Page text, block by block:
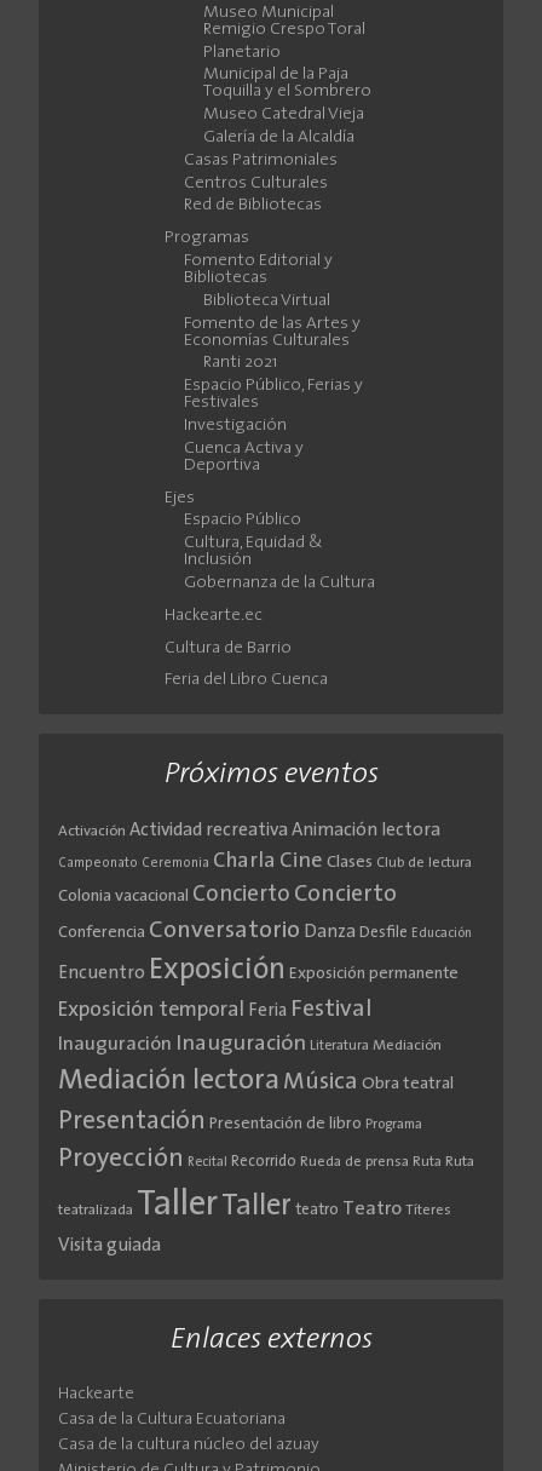
Museo Municipal
Remigio Crespo Toral
Planetario
Municipal de la Paja
Toquilla y el Sombrero
Museo Catedral Vieja
Galería de la Alcaldía
Casas Patrimoniales
Centros Culturales
Red de Bibliotecas
Programas
Fomento Editorial y
Bibliotecas
Biblioteca Virtual
Fomento de las Artes y
Economías Culturales
Ranti 2021
Espacio Público, Ferias y
Festivales
Investigación
Cuenca Activa y
Deportiva
Ejes
Espacio Público
Cultura, Equidad &
Inclusión
Gobernanza de la Cultura
Hackearte.ec
Cultura de Barrio
Feria del Libro Cuenca
Próximos eventos
Activación Actividad recreativa Animación lectora
Campeonato Ceremonia Charla Cine Clases Club de lectura
Colonia vacacional Concierto Concierto
Conferencia Conversatorio Danza Desfile Educación
Encuentro Exposición Exposición permanente
Exposición temporal Feria Festival
Inauguración Inauguración Literatura Mediación
Mediación lectora Música Obra teatral
Presentación Presentación de libro Programa
Proyección Recital Recorrido Rueda de prensa Ruta Ruta
teatralizada TallerTaller teatro Teatro Títeres
Visita guiada
Enlaces externos
Hackearte
Casa de la Cultura Ecuatoriana
Casa de la cultura núcleo del azuay